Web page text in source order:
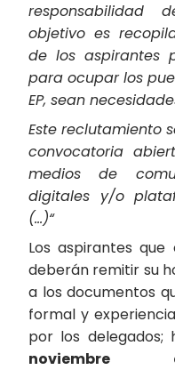
responsabilidad
objetivo es
de los aspirantes
para ocupar los
EP, sean
Este reclutamiento
convocatoria
medios de
digitales y/o
(…)“
Los aspirantes
deberán remitir su
a los documentos
formal y
por los delegados;